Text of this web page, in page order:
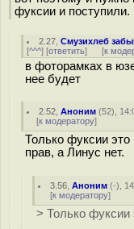
фуксии и поступили.
2.27 ,Смузихлеб
[^^^] [ответить] [к
в фоторамках в
нее будет
2.52 ,Аноним (52),
[к модератору]
Только фуксии
прав, а Линус нет.
3.56 ,Аноним (-),
[к модератору]
> Только фуксии